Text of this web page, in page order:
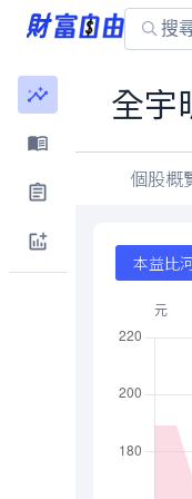
全宇
個股概
本益比